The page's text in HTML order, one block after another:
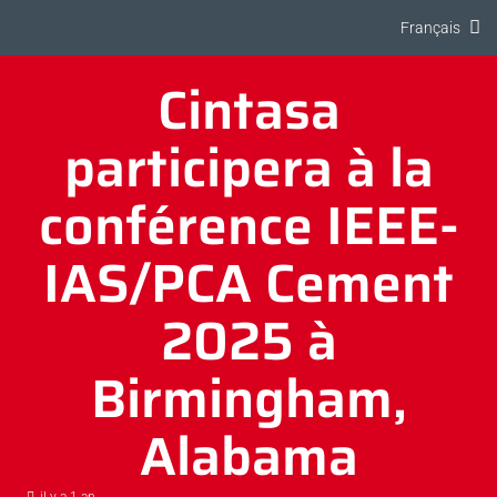
Français
Cintasa
participera à la
conférence IEEE-
IAS/PCA Cement
2025 à
Birmingham,
Alabama